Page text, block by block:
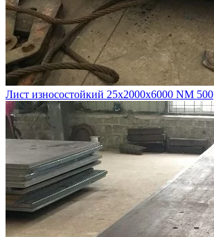
Лист износостойкий 25х2000х6000 NM 500